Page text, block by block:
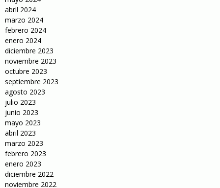
abril 2024
marzo 2024
febrero 2024
enero 2024
diciembre 2023
noviembre 2023
octubre 2023
septiembre 2023
agosto 2023
julio 2023
junio 2023
mayo 2023
abril 2023
marzo 2023
febrero 2023
enero 2023
diciembre 2022
noviembre 2022